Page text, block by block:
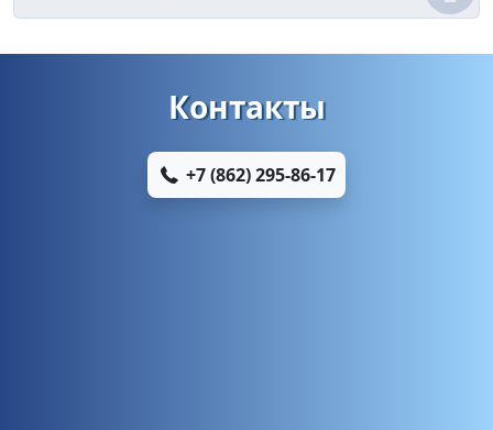
Контакты
+7 (862) 295-86-17